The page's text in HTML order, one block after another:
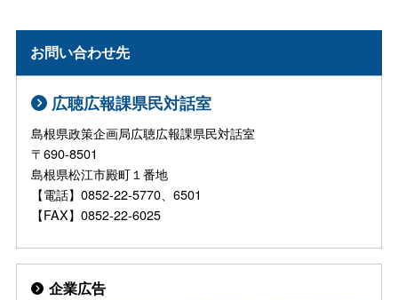
お問い合わせ先
広聴広報課県民対話室
島根県政策企画局広聴広報課県民対話室
〒690-8501
島根県松江市殿町１番地
【電話】0852-22-5770、6501
【FAX】0852-22-6025
企業広告